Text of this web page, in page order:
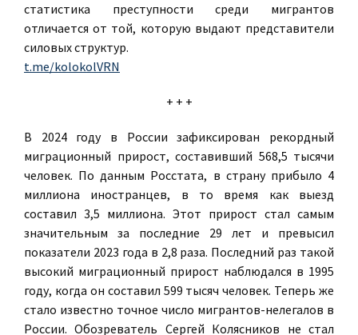
статистика преступности среди мигрантов
отличается от той, которую выдают представители
силовых структур.
t.me/kolokolVRN
+ + +
В 2024 году в России зафиксирован рекордный
миграционный прирост, составивший 568,5 тысячи
человек. По данным Росстата, в страну прибыло 4
миллиона иностранцев, в то время как выезд
составил 3,5 миллиона. Этот прирост стал самым
значительным за последние 29 лет и превысил
показатели 2023 года в 2,8 раза. Последний раз такой
высокий миграционный прирост наблюдался в 1995
году, когда он составил 599 тысяч человек. Теперь же
стало известно точное число мигрантов-нелегалов в
России. Обозреватель Сергей Колясников не стал